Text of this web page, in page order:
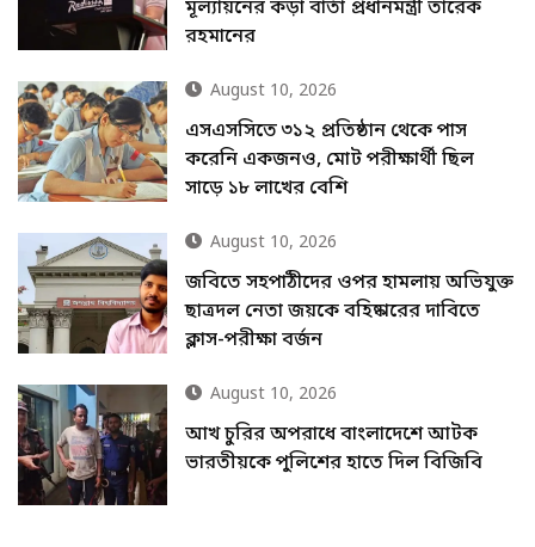
মূল্যায়নের কড়া বার্তা প্রধানমন্ত্রী তারেক
রহমানের
August 10, 2026
এসএসসিতে ৩১২ প্রতিষ্ঠান থেকে পাস
করেনি একজনও, মোট পরীক্ষার্থী ছিল
সাড়ে ১৮ লাখের বেশি
August 10, 2026
জবিতে সহপাঠীদের ওপর হামলায় অভিযুক্ত
ছাত্রদল নেতা জয়কে বহিষ্কারের দাবিতে
ক্লাস-পরীক্ষা বর্জন
August 10, 2026
আখ চুরির অপরাধে বাংলাদেশে আটক
ভারতীয়কে পুলিশের হাতে দিল বিজিবি